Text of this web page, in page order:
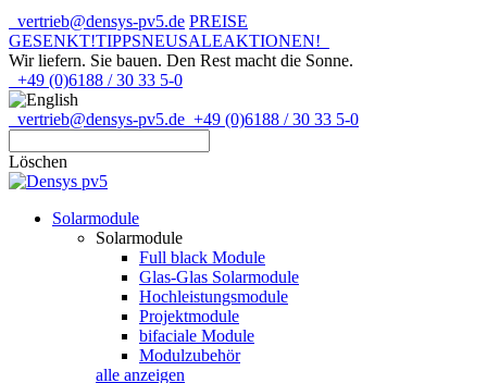
vertrieb@densys-pv5.de PREISE
GESENKT!TIPPSNEUSALEAKTIONEN!
Wir liefern. Sie bauen. Den Rest macht die Sonne.
+49 (0)6188 / 30 33 5-0
vertrieb@densys-pv5.de +49 (0)6188 / 30 33 5-0
Löschen
Solarmodule
Solarmodule
Full black Module
Glas-Glas Solarmodule
Hochleistungsmodule
Projektmodule
bifaciale Module
Modulzubehör
alle anzeigen